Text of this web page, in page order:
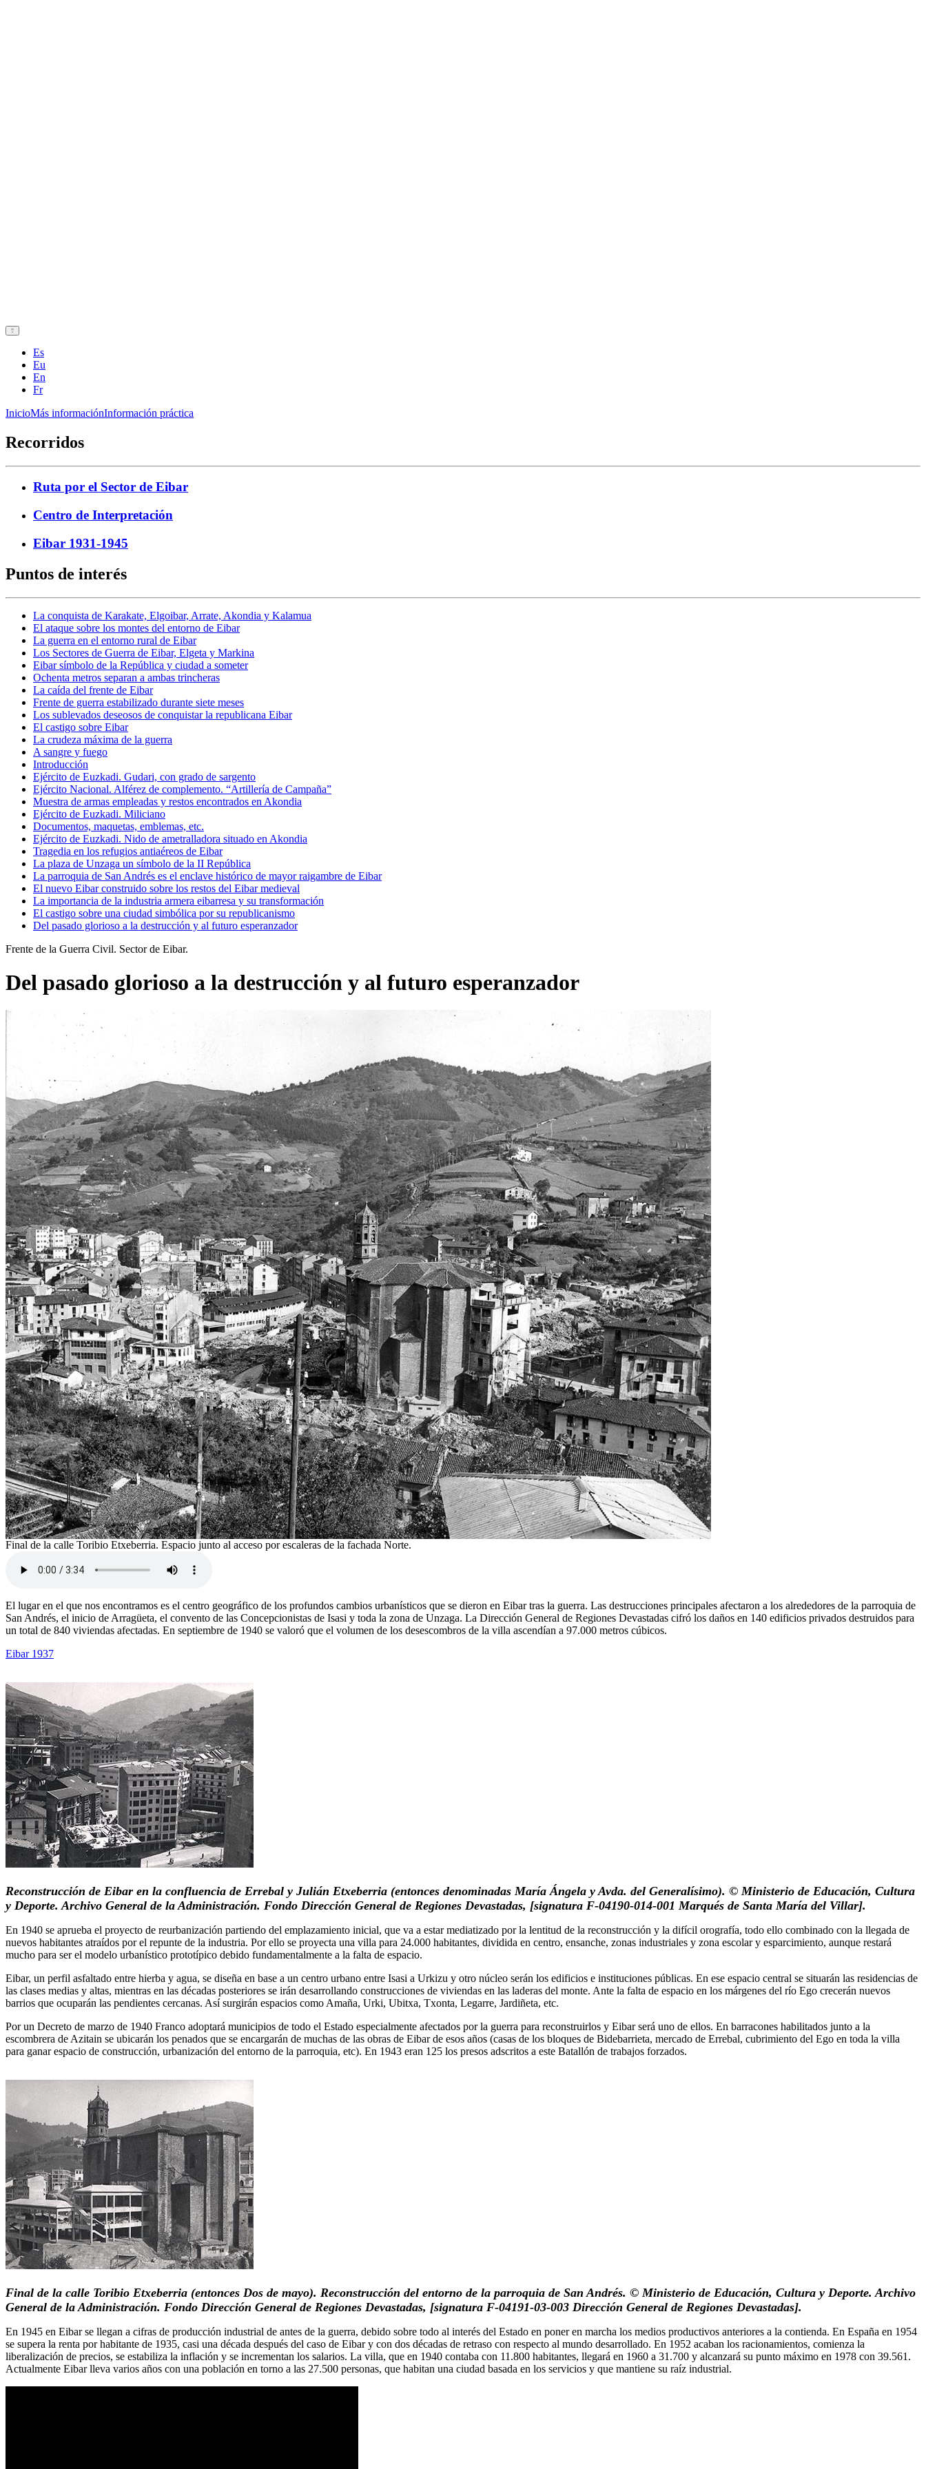
Es
Eu
En
Fr
InicioMás informaciónInformación práctica
Recorridos
Ruta por el Sector de Eibar
Centro de Interpretación
Eibar 1931-1945
Puntos de interés
La conquista de Karakate, Elgoibar, Arrate, Akondia y Kalamua
El ataque sobre los montes del entorno de Eibar
La guerra en el entorno rural de Eibar
Los Sectores de Guerra de Eibar, Elgeta y Markina
Eibar símbolo de la República y ciudad a someter
Ochenta metros separan a ambas trincheras
La caída del frente de Eibar
Frente de guerra estabilizado durante siete meses
Los sublevados deseosos de conquistar la republicana Eibar
El castigo sobre Eibar
La crudeza máxima de la guerra
A sangre y fuego
Introducción
Ejército de Euzkadi. Gudari, con grado de sargento
Ejército Nacional. Alférez de complemento. “Artillería de Campaña”
Muestra de armas empleadas y restos encontrados en Akondia
Ejército de Euzkadi. Miliciano
Documentos, maquetas, emblemas, etc.
Ejército de Euzkadi. Nido de ametralladora situado en Akondia
Tragedia en los refugios antiaéreos de Eibar
La plaza de Unzaga un símbolo de la II República
La parroquia de San Andrés es el enclave histórico de mayor raigambre de Eibar
El nuevo Eibar construido sobre los restos del Eibar medieval
La importancia de la industria armera eibarresa y su transformación
El castigo sobre una ciudad simbólica por su republicanismo
Del pasado glorioso a la destrucción y al futuro esperanzador
Frente de la Guerra Civil. Sector de Eibar.
Del pasado glorioso a la destrucción y al futuro esperanzador
Final de la calle Toribio Etxeberria. Espacio junto al acceso por escaleras de la fachada Norte.
El lugar en el que nos encontramos es el centro geográfico de los profundos cambios urbanísticos que se dieron en Eibar tras la guerra. Las destrucciones principales afectaron a los alrededores de la parroquia de
San Andrés, el inicio de Arragüeta, el convento de las Concepcionistas de Isasi y toda la zona de Unzaga. La Dirección General de Regiones Devastadas cifró los daños en 140 edificios privados destruidos para
un total de 840 viviendas afectadas. En septiembre de 1940 se valoró que el volumen de los desescombros de la villa ascendían a 97.000 metros cúbicos.
Eibar 1937
Reconstrucción de Eibar en la confluencia de Errebal y Julián Etxeberria (entonces denominadas María Ángela y Avda. del Generalísimo). © Ministerio de Educación, Cultura
y Deporte. Archivo General de la Administración. Fondo Dirección General de Regiones Devastadas, [signatura F-04190-014-001 Marqués de Santa María del Villar].
En 1940 se aprueba el proyecto de reurbanización partiendo del emplazamiento inicial, que va a estar mediatizado por la lentitud de la reconstrucción y la difícil orografía, todo ello combinado con la llegada de
nuevos habitantes atraídos por el repunte de la industria. Por ello se proyecta una villa para 24.000 habitantes, dividida en centro, ensanche, zonas industriales y zona escolar y esparcimiento, aunque restará
mucho para ser el modelo urbanístico prototípico debido fundamentalmente a la falta de espacio.
Eibar, un perfil asfaltado entre hierba y agua, se diseña en base a un centro urbano entre Isasi a Urkizu y otro núcleo serán los edificios e instituciones públicas. En ese espacio central se situarán las residencias de
las clases medias y altas, mientras en las décadas posteriores se irán desarrollando construcciones de viviendas en las laderas del monte. Ante la falta de espacio en los márgenes del río Ego crecerán nuevos
barrios que ocuparán las pendientes cercanas. Así surgirán espacios como Amaña, Urki, Ubitxa, Txonta, Legarre, Jardiñeta, etc.
Por un Decreto de marzo de 1940 Franco adoptará municipios de todo el Estado especialmente afectados por la guerra para reconstruirlos y Eibar será uno de ellos. En barracones habilitados junto a la
escombrera de Azitain se ubicarán los penados que se encargarán de muchas de las obras de Eibar de esos años (casas de los bloques de Bidebarrieta, mercado de Errebal, cubrimiento del Ego en toda la villa
para ganar espacio de construcción, urbanización del entorno de la parroquia, etc). En 1943 eran 125 los presos adscritos a este Batallón de trabajos forzados.
Final de la calle Toribio Etxeberria (entonces Dos de mayo). Reconstrucción del entorno de la parroquia de San Andrés. © Ministerio de Educación, Cultura y Deporte. Archivo
General de la Administración. Fondo Dirección General de Regiones Devastadas, [signatura F-04191-03-003 Dirección General de Regiones Devastadas].
En 1945 en Eibar se llegan a cifras de producción industrial de antes de la guerra, debido sobre todo al interés del Estado en poner en marcha los medios productivos anteriores a la contienda. En España en 1954
se supera la renta por habitante de 1935, casi una década después del caso de Eibar y con dos décadas de retraso con respecto al mundo desarrollado. En 1952 acaban los racionamientos, comienza la
liberalización de precios, se estabiliza la inflación y se incrementan los salarios. La villa, que en 1940 contaba con 11.800 habitantes, llegará en 1960 a 31.700 y alcanzará su punto máximo en 1978 con 39.561.
Actualmente Eibar lleva varios años con una población en torno a las 27.500 personas, que habitan una ciudad basada en los servicios y que mantiene su raíz industrial.